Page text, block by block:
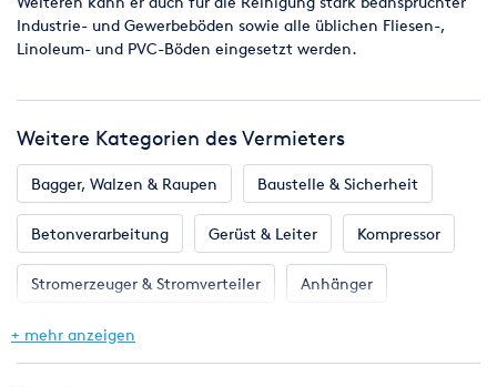
Industrie- und Gewerbeböden sowie alle üblichen Fliesen-,
Linoleum- und PVC-Böden eingesetzt werden.
Weitere Kategorien des Vermieters
Bagger, Walzen & Raupen Baustelle & Sicherheit
Betonverarbeitung Gerüst & Leiter Kompressor
Stromerzeuger & Stromverteiler Anhänger
Betonbearbeitung
+ mehr anzeigen